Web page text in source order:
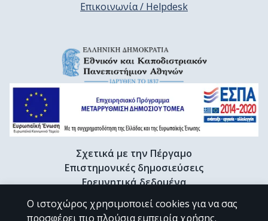
Επικοινωνία / Helpdesk
Σχετικά με την Πέργαμο
Επιστημονικές δημοσιεύσεις
Ερευνητικά δεδομένα
Διδακτορικές διατριβές & Γκρίζα βιβλιογραφία
Προφίλ Ερευνητή
Ο ιστοχώρος χρησιμοποιεί cookies για να σας
προσφέρει πιο πλούσια εμπειρία χρήσης.